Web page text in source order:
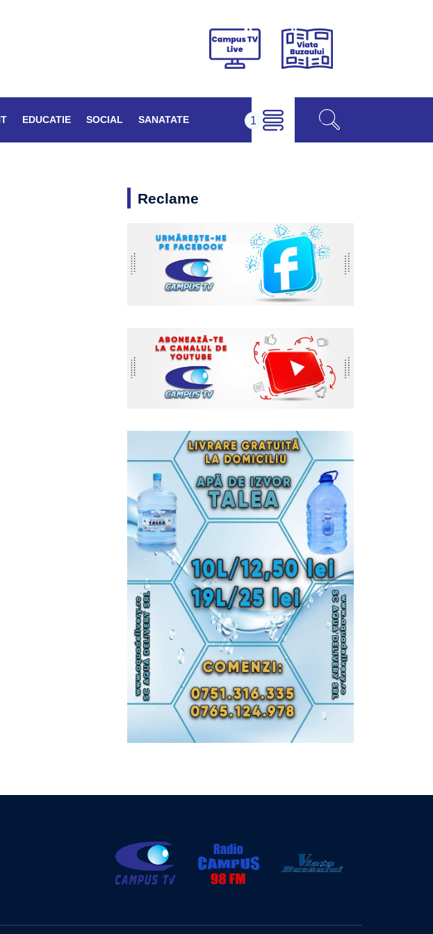
Campus
Viața
EDUCATIE SOCIAL SANATATE
Reclame